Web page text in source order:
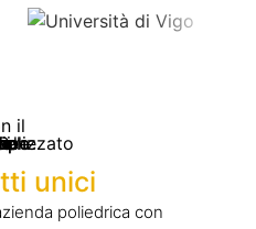
unici
poliedrica con